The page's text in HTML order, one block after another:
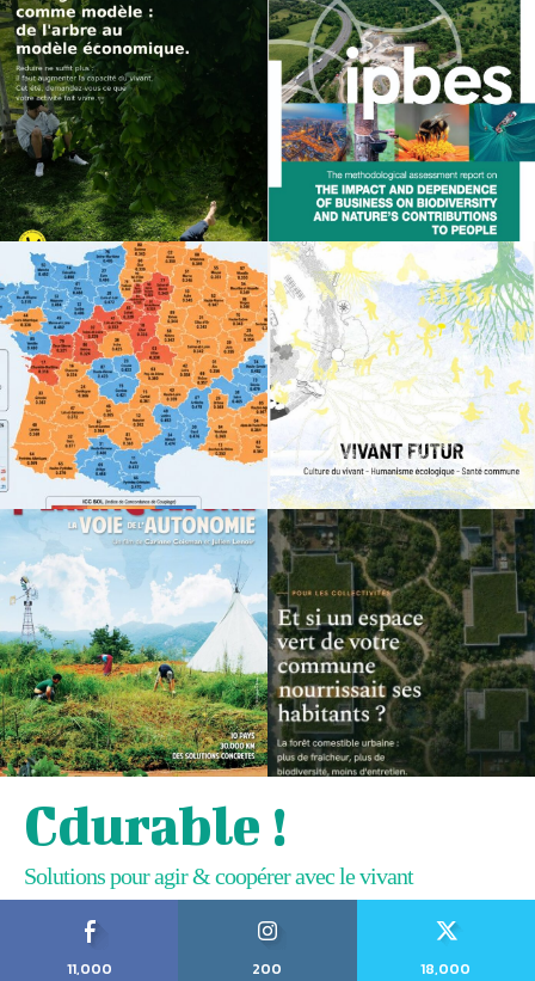
Cdurable !
Solutions pour agir & coopérer avec le vivant
11,000
200
18,000